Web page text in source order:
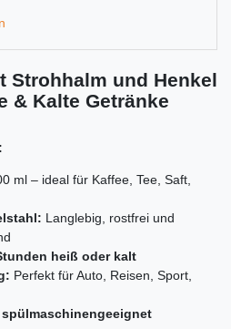
Strohhalm und Henkel
& Kalte Getränke
ml – ideal für Kaffee, Tee, Saft,
Langlebig, rostfrei und
heiß oder kalt
Perfekt für Auto, Reisen, Sport,